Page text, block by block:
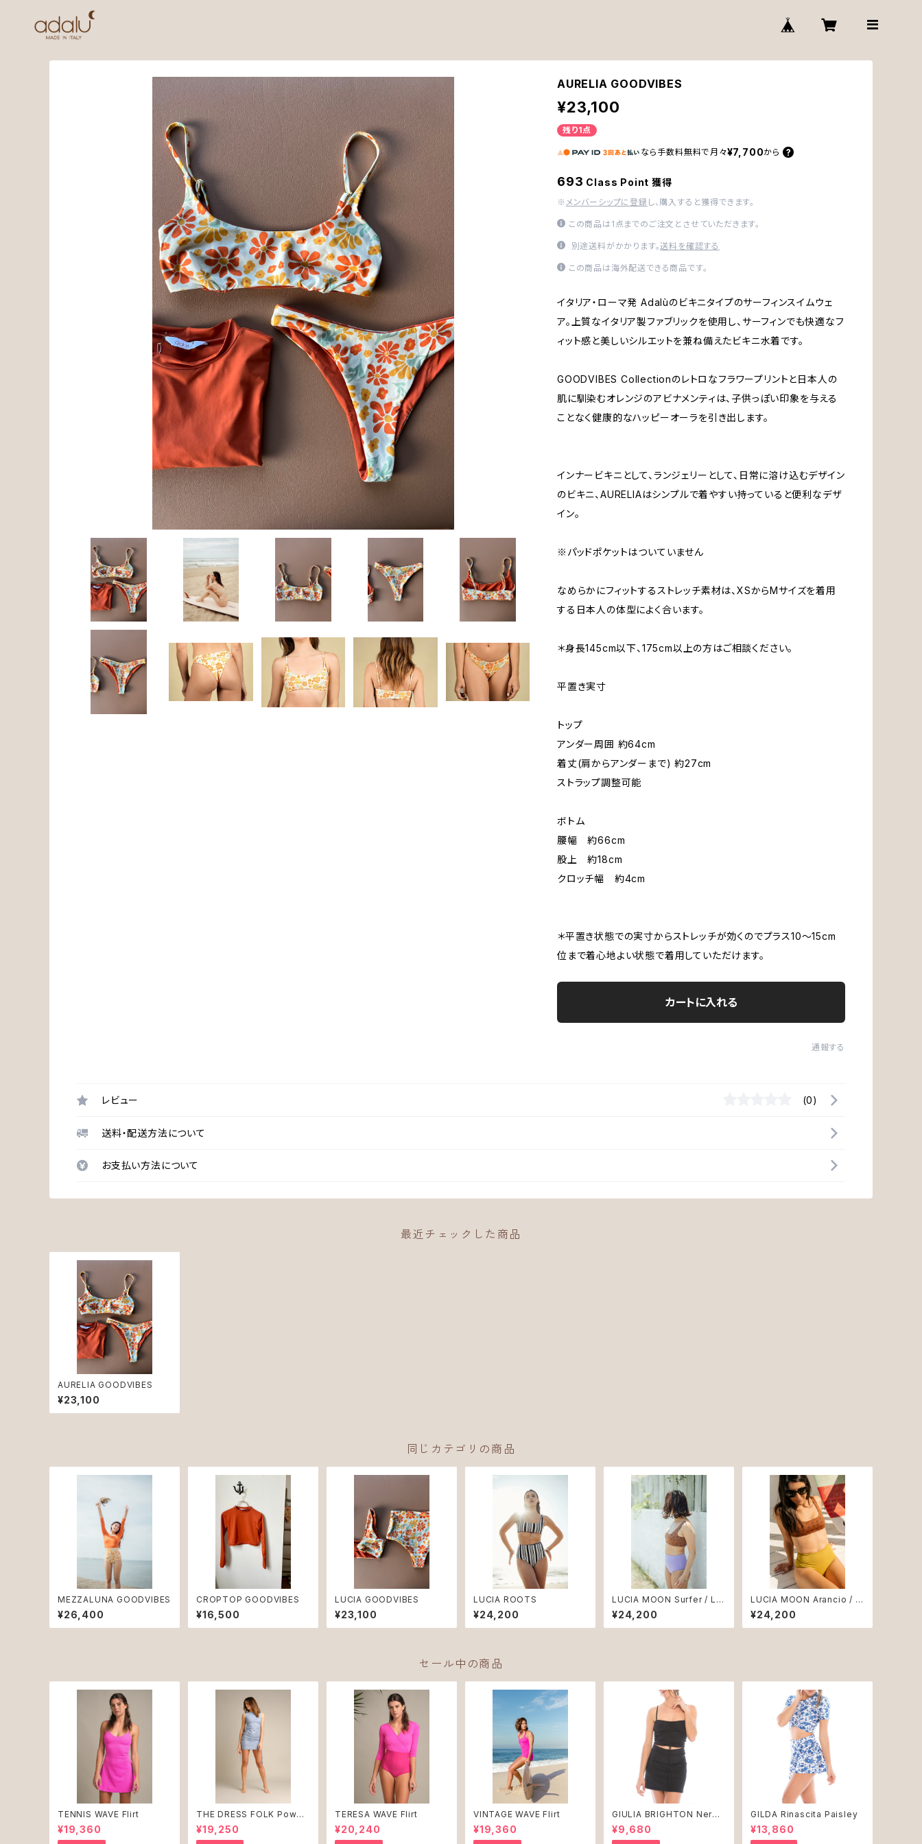
AURELIA GOODVIBES
¥23,100
残り1点
なら 手数料無料で 月々¥7,700から
693 Class Point 獲得
※ メンバーシップに登録 し、購入すると獲得できます。
この商品は1点までのご注文とさせていただきます。
別途送料がかかります。送料を確認する
この商品は海外配送できる商品です。
イタリア・ローマ発 Adalùのビキニタイプのサーフィンスイムウェ
ア。上質なイタリア製ファブリックを使用し、サーフィンでも快適なフ
ィット感と美しいシルエットを兼ね備えたビキニ水着です。
GOODVIBES Collectionのレトロなフラワープリントと日本人の
肌に馴染むオレンジのアビナメンティは、子供っぽい印象を与える
ことなく健康的なハッピーオーラを引き出します。
インナービキニとして、ランジェリーとして、日常に溶け込むデザイン
のビキニ、AURELIAはシンプルで着やすい持っていると便利なデザ
イン。
※パッドポケットはついていません
なめらかにフィットするストレッチ素材は、XSからMサイズを着用
する日本人の体型によく合います。
＊身長145cm以下、175cm以上の方はご相談ください。
平置き実寸
トップ
アンダー周囲 約64cm
着丈(肩からアンダーまで) 約27cm
ストラップ調整可能
ボトム
腰幅 約66cm
股上 約18cm
クロッチ幅 約4cm
＊平置き状態での実寸からストレッチが効くのでプラス10〜15cm
位まで着心地よい状態で着用していただけます。
カートに入れる
通報する
レビュー (0)
送料・配送方法について
お支払い方法について
最近チェックした商品
AURELIA GOODVIBES
¥23,100
同じカテゴリの商品
MEZZALUNA GOODVIBES
¥26,400
CROPTOP GOODVIBES
¥16,500
LUCIA GOODVIBES
¥23,100
LUCIA ROOTS
¥24,200
LUCIA MOON Surfer / Lill
a ♻︎
¥24,200
LUCIA MOON Arancio / Ki
wi ♻︎
¥24,200
セール中の商品
TENNIS WAVE Flirt
¥19,360
THE DRESS FOLK Powde
r Blue ♻︎
¥19,250
TERESA WAVE Flirt
¥20,240
VINTAGE WAVE Flirt
¥19,360
GIULIA BRIGHTON Nero
♻︎
¥9,680
GILDA Rinascita Paisley
¥13,860